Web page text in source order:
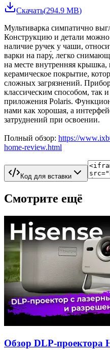
Скачать(294.9 MB)
Мультиварка симпатично
Конструкцию и детали
наличие ручек у чаши,
варки на пару́, легко
на месте внутренняя крышка,
керамическое покрытие,
сложных загрязнений.
классическим способом, так
приложения Polaris.
нами как хорошая, а
затруднений при освоении.
Полный обзор: https://
home-review.html
Код для вставки
Смотрите ещё
Обзор DLP-проектора